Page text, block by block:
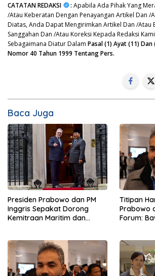
CATATAN REDAKSI : Apabila Ada Pihak Yang
/Atau Keberatan Dengan Penayangan Artikel Dan /
Diatas, Anda Dapat Mengirimkan Artikel Dan /Atau
Sanggahan Dan /Atau Koreksi Kepada Redaksi Kami
Sebagaimana Diatur Dalam Pasal (1) Ayat (11)
Nomor 40 Tahun 1999 Tentang Pers.
Baca Juga
Presiden Prabowo dan PM
Inggris Sepakat Dorong
Kemitraan Maritim dan
Titipan
Prabowo
Forum: